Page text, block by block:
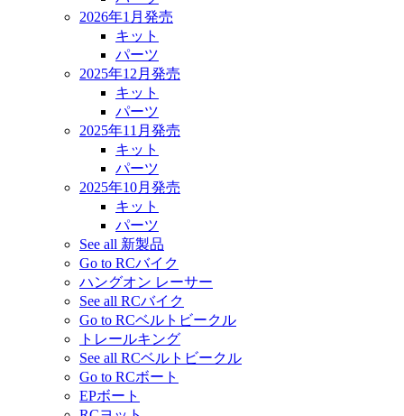
2026年1月発売
キット
パーツ
2025年12月発売
キット
パーツ
2025年11月発売
キット
パーツ
2025年10月発売
キット
パーツ
See all 新製品
Go to RCバイク
ハングオン レーサー
See all RCバイク
Go to RCベルトビークル
トレールキング
See all RCベルトビークル
Go to RCボート
EPボート